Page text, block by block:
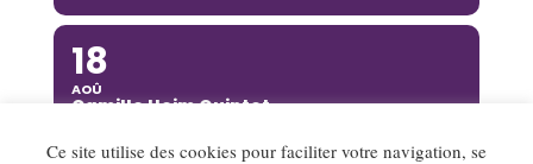
18
AOÛ
Camille Heim Quintet
Ce site utilise des cookies pour faciliter votre navigation, se